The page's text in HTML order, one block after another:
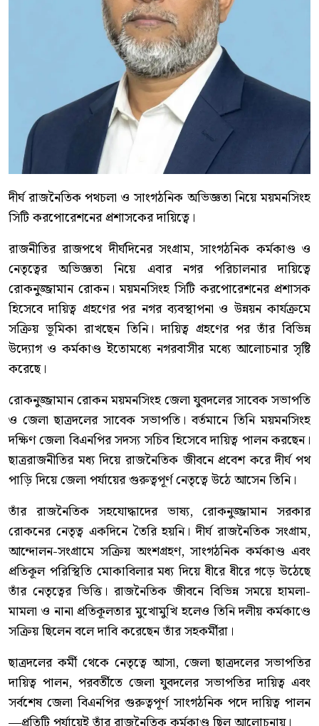
দীর্ঘ রাজনৈতিক পথচলা ও সাংগঠনিক অভিজ্ঞতা নিয়ে ময়মনসিংহ
সিটি করপোরেশনের প্রশাসকের দায়িত্বে।
রাজনীতির রাজপথে দীর্ঘদিনের সংগ্রাম, সাংগঠনিক কর্মকাণ্ড ও
নেতৃত্বের অভিজ্ঞতা নিয়ে এবার নগর পরিচালনার দায়িত্বে
রোকনুজ্জামান রোকন। ময়মনসিংহ সিটি করপোরেশনের প্রশাসক
হিসেবে দায়িত্ব গ্রহণের পর নগর ব্যবস্থাপনা ও উন্নয়ন কার্যক্রমে
সক্রিয় ভূমিকা রাখছেন তিনি। দায়িত্ব গ্রহণের পর তাঁর বিভিন্ন
উদ্যোগ ও কর্মকাণ্ড ইতোমধ্যে নগরবাসীর মধ্যে আলোচনার সৃষ্টি
করেছে।
রোকনুজ্জামান রোকন ময়মনসিংহ জেলা যুবদলের সাবেক সভাপতি
ও জেলা ছাত্রদলের সাবেক সভাপতি। বর্তমানে তিনি ময়মনসিংহ
দক্ষিণ জেলা বিএনপির সদস্য সচিব হিসেবে দায়িত্ব পালন করছেন।
ছাত্ররাজনীতির মধ্য দিয়ে রাজনৈতিক জীবনে প্রবেশ করে দীর্ঘ পথ
পাড়ি দিয়ে জেলা পর্যায়ের গুরুত্বপূর্ণ নেতৃত্বে উঠে আসেন তিনি।
তাঁর রাজনৈতিক সহযোদ্ধাদের ভাষ্য, রোকনুজ্জামান সরকার
রোকনের নেতৃত্ব একদিনে তৈরি হয়নি। দীর্ঘ রাজনৈতিক সংগ্রাম,
আন্দোলন-সংগ্রামে সক্রিয় অংশগ্রহণ, সাংগঠনিক কর্মকাণ্ড এবং
প্রতিকূল পরিস্থিতি মোকাবিলার মধ্য দিয়ে ধীরে ধীরে গড়ে উঠেছে
তাঁর নেতৃত্বের ভিত্তি। রাজনৈতিক জীবনে বিভিন্ন সময়ে হামলা-
মামলা ও নানা প্রতিকূলতার মুখোমুখি হলেও তিনি দলীয় কর্মকাণ্ডে
সক্রিয় ছিলেন বলে দাবি করেছেন তাঁর সহকর্মীরা।
ছাত্রদলের কর্মী থেকে নেতৃত্বে আসা, জেলা ছাত্রদলের সভাপতির
দায়িত্ব পালন, পরবর্তীতে জেলা যুবদলের সভাপতির দায়িত্ব এবং
সর্বশেষ জেলা বিএনপির গুরুত্বপূর্ণ সাংগঠনিক পদে দায়িত্ব পালন